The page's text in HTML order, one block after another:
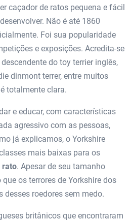
caçador de ratos pequena e fácil
Não é até 1860
Foi sua popularidade
e exposições. Acredita-se
do toy terrier inglês,
dinmont terrer, entre muitos
totalmente clara.
e educar, com características
agressivo com as pessoas,
já explicamos, o Yorkshire
mais baixas para os
rato. Apesar de seu tamanho
os terrores de Yorkshire dos
roedores sem medo.
britânicos que encontraram